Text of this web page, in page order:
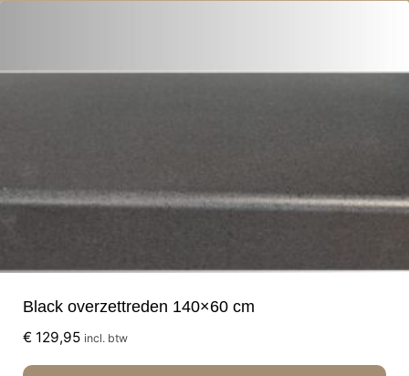
Black overzettreden 140×60 cm
€ 129,95 incl. btw